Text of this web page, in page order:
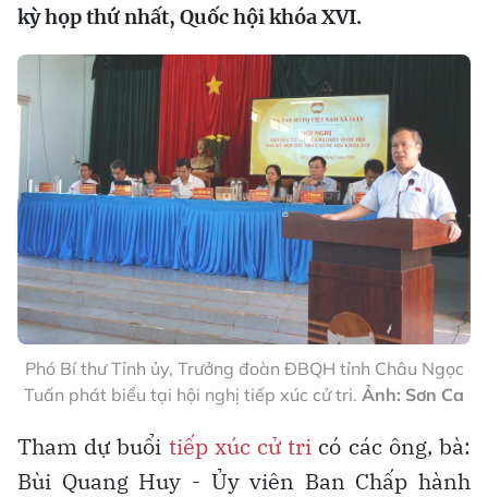
kỳ họp thứ nhất, Quốc hội khóa XVI.
Phó Bí thư Tỉnh ủy, Trưởng đoàn ĐBQH tỉnh Châu Ngọc
Tuấn phát biểu tại hội nghị tiếp xúc cử tri. Ảnh: Sơn Ca
Tham dự buổi tiếp xúc cử tri có các ông, bà:
Bùi Quang Huy - Ủy viên Ban Chấp hành